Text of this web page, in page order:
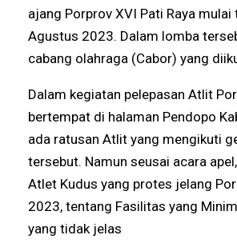
ajang Porprov XVI Pati Raya mulai
Agustus 2023. Dalam lomba
cabang olahraga (Cabor) yang
Dalam kegiatan pelepasan Atlit
bertempat di halaman Pendopo
ada ratusan Atlit yang mengikuti
tersebut. Namun seusai acara
Atlet Kudus yang protes jelang
2023, tentang Fasilitas yang
yang tidak jelas